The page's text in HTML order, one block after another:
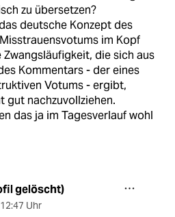
zu übersetzen?
deutsche Konzept des
im Kopf
Zwangsläufigkeit, die sich aus
Kommentars - der eines
Votums - ergibt,
gut nachzuvollziehen.
das ja im Tagesverlauf wohl
gelöscht)
12:47 Uhr